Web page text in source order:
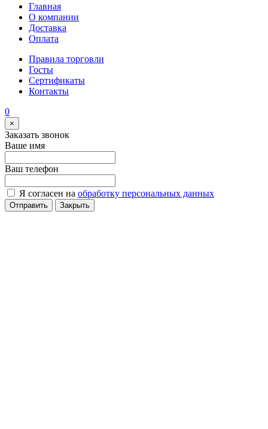
Главная
О компании
Доставка
Оплата
Правила торговли
Госты
Сертификаты
Контакты
0
×
Заказать звонок
Ваше имя
Ваш телефон
Я согласен на обработку персональных данных
Отправить Закрыть